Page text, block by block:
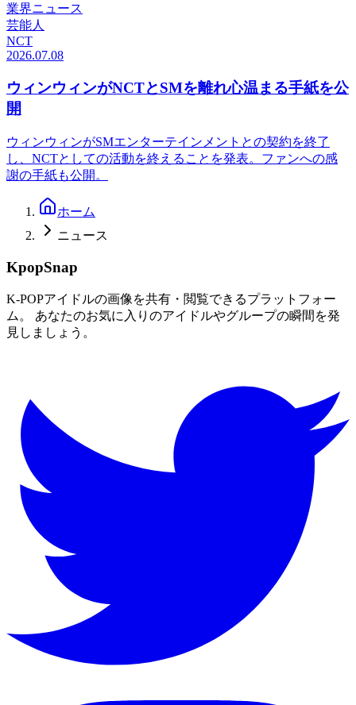
業界ニュース
芸能人
NCT
2026.07.08
ウィンウィンがNCTとSMを離れ心温まる手紙を公
開
ウィンウィンがSMエンターテインメントとの契約を終了
し、NCTとしての活動を終えることを発表。ファンへの感
謝の手紙も公開。
ホーム
ニュース
KpopSnap
K-POPアイドルの画像を共有・閲覧できるプラットフォー
ム。 あなたのお気に入りのアイドルやグループの瞬間を発
見しましょう。